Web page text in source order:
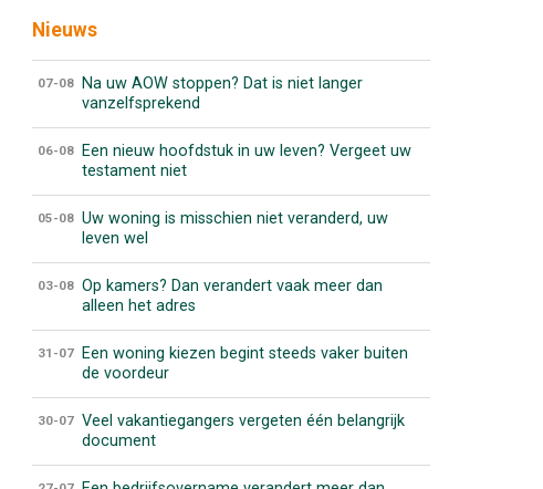
Nieuws
07-08
Na uw AOW stoppen? Dat is niet langer
vanzelfsprekend
06-08
Een nieuw hoofdstuk in uw leven? Vergeet uw
testament niet
05-08 Uw woning is misschien niet veranderd, uw
leven wel
03-08 Op kamers? Dan verandert vaak meer dan
alleen het adres
31-07
Een woning kiezen begint steeds vaker buiten
de voordeur
30-07 Veel vakantiegangers vergeten één belangrijk
document